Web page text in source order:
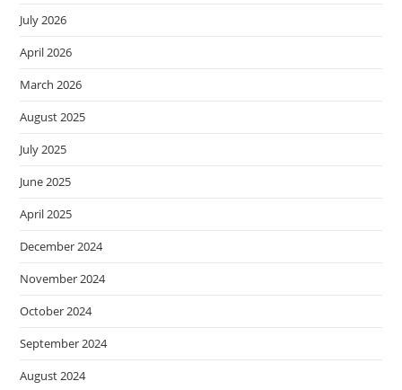
July 2026
April 2026
March 2026
August 2025
July 2025
June 2025
April 2025
December 2024
November 2024
October 2024
September 2024
August 2024